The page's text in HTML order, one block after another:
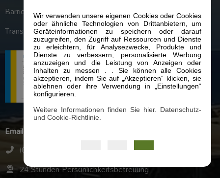
Wir verwenden unsere eigenen Cookies oder Cookies
oder ähnliche Technologien von Drittanbietern, um
Geräteinformationen zu speichern oder darauf
zuzugreifen, den Zugriff auf Ressourcen und Dienste
zu erleichtern, für Analysezwecke, Produkte und
Dienste zu verbessern, personalisierte Werbung
anzuzeigen und die Leistung von Anzeigen oder
Inhalten zu messen . . Sie können alle Cookies
akzeptieren, indem Sie auf „Akzeptieren“ klicken, sie
ablehnen oder ihre Verwendung in „Einstellungen“
konfigurieren.
Weitere Informationen finden Sie hier. Datenschutz-
und Cookie-Richtlinie.
Barrierefreiheit
Transparenzportal
Email
(0034) 928 77 50 60
24-Stunden-Persönlichkeitsbetreuung